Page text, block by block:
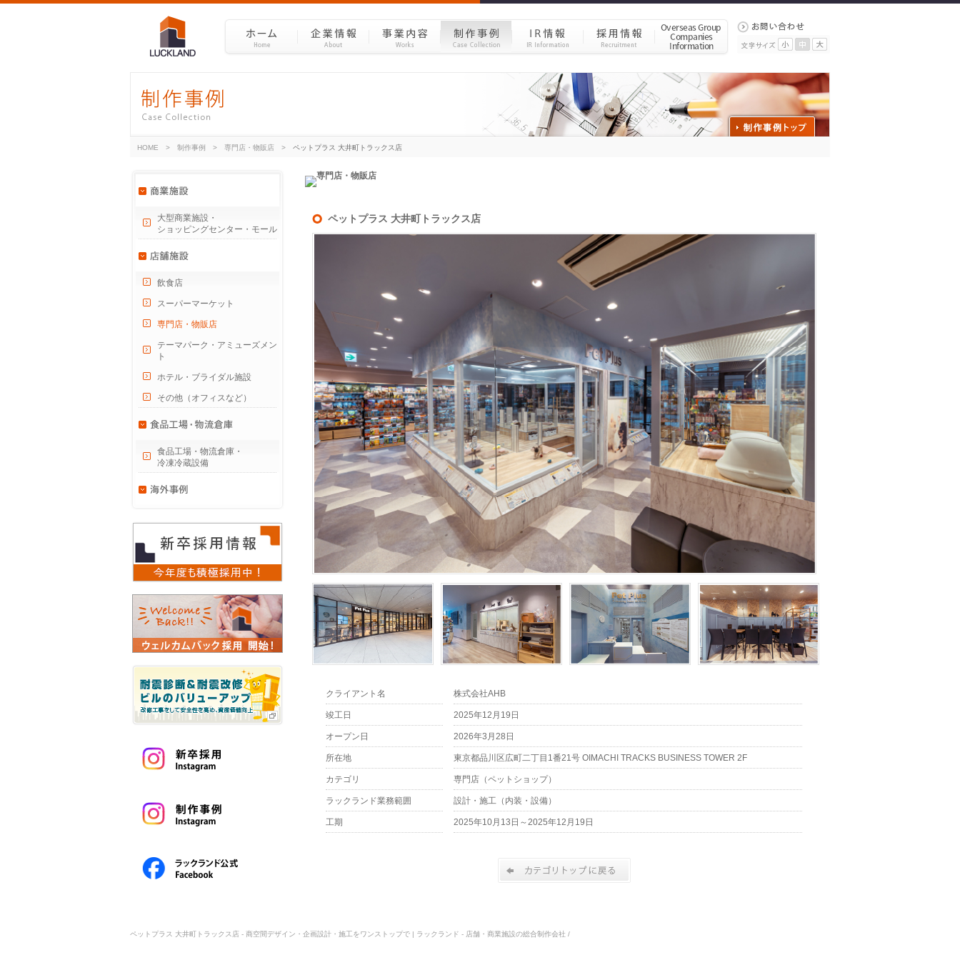
HOME > 制作事例 > 専門店・物販店 > ペットプラス 大井町トラックス店
ペットプラス 大井町トラックス店
クライアント名 株式会社AHB
竣工日 2025年12月19日
オープン日 2026年3月28日
所在地 東京都品川区広町二丁目1番21号 OIMACHI TRACKS BUSINESS TOWER 2F
カテゴリ 専門店（ペットショップ）
ラックランド業務範囲 設計・施工（内装・設備）
工期 2025年10月13日～2025年12月19日
大型商業施設・
ショッピングセンター・モール
飲食店
スーパーマーケット
専門店・物販店
テーマパーク・アミューズメン
ト
ホテル・ブライダル施設
その他（オフィスなど）
食品工場・物流倉庫・
冷凍冷蔵設備
ペットプラス 大井町トラックス店 - 商空間デザイン・企画設計・施工をワンストップで | ラックランド - 店舗・商業施設の総合制作会社 /